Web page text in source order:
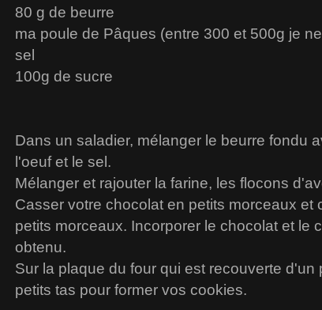
80 g de beurre
ma poule de Pâques (entre 300 et 500g je
sel
100g de sucre
Dans un saladier, mélanger le beurre fondu
l'oeuf et le sel.
Mélanger et rajouter la farine, les flocons
Casser votre chocolat en petits morceaux et
petits morceaux. Incorporer le chocolat et le
obtenu.
Sur la plaque du four qui est recouverte d'un
petits tas pour former vos cookies.